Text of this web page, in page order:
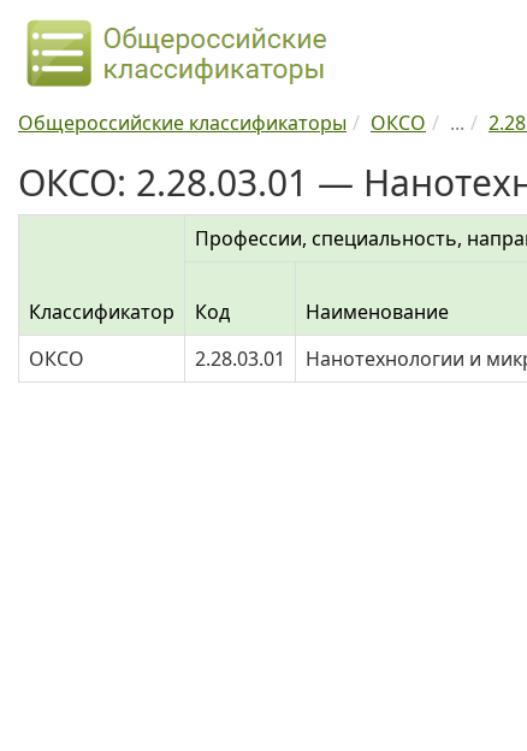
Общероссийские классификаторы ОКСО ...
ОКСО: 2.28.03.01 —
Классификатор
Профессии, специальность,
Код Наименование
ОКСО
2.28.03.01 Нанотехнологии и